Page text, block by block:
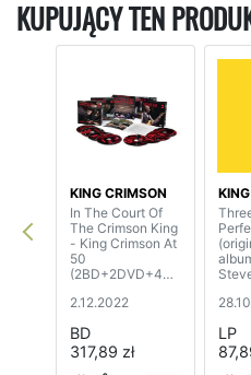
KUPUJĄCY TEN
KING CRIMSON
In The Court Of
The Crimson King
- King Crimson At
50
(2BD+2DVD+4C
2.12.2022
BD
317,89 zł
LP